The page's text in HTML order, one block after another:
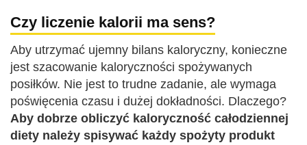
Czy liczenie kalorii ma sens?
Aby utrzymać ujemny bilans kaloryczny, konieczne
jest szacowanie kaloryczności spożywanych
posiłków. Nie jest to trudne zadanie, ale wymaga
poświęcenia czasu i dużej dokładności. Dlaczego?
Aby dobrze obliczyć kaloryczność całodziennej
diety należy spisywać każdy spożyty produkt